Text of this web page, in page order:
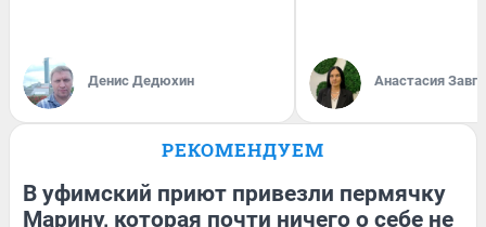
Денис Дедюхин Анастасия
РЕКОМЕНДУЕМ
В уфимский приют привезли пермячку
Марину, которая почти ничего о себе не